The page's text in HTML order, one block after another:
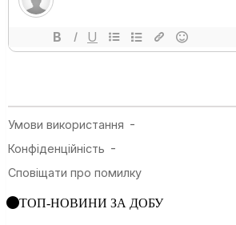
ТОП-НОВИНИ ЗА ДОБУ